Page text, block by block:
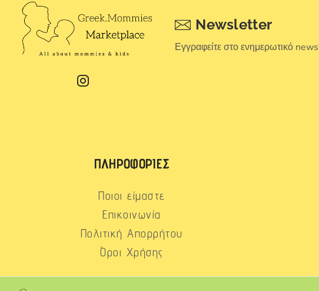
Newsletter
Εγγραφείτε στο ενημερωτικό
ΠΛΗΡΟΦΟΡΊΕΣ
Ποιοι είμαστε
Επικοινωνία
Πολιτική Απορρήτου
Όροι Χρήσης